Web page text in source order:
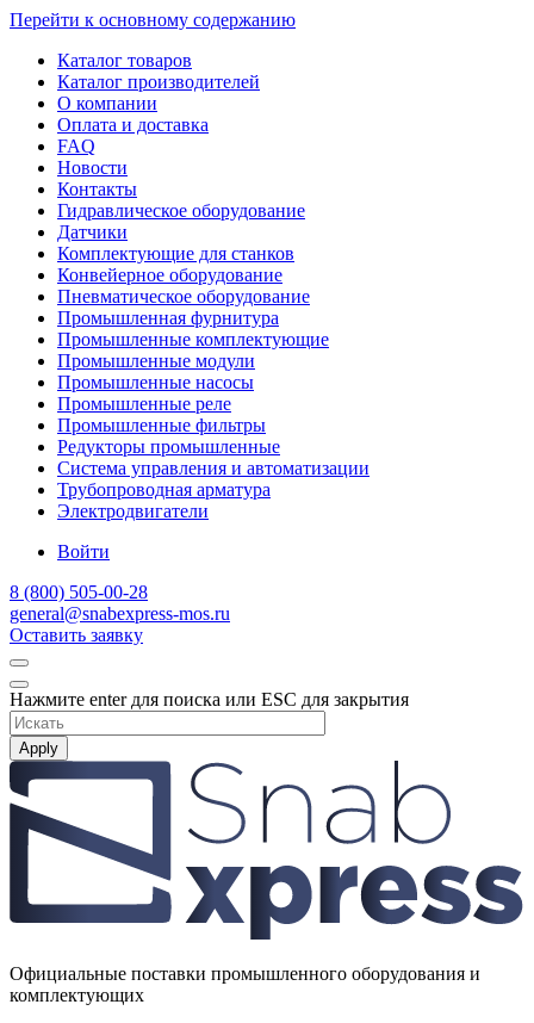
Перейти к основному содержанию
Каталог товаров
Каталог производителей
О компании
Оплата и доставка
FAQ
Новости
Контакты
Гидравлическое оборудование
Датчики
Комплектующие для станков
Конвейерное оборудование
Пневматическое оборудование
Промышленная фурнитура
Промышленные комплектующие
Промышленные модули
Промышленные насосы
Промышленные реле
Промышленные фильтры
Редукторы промышленные
Система управления и автоматизации
Трубопроводная арматура
Электродвигатели
Войти
8 (800) 505-00-28
general@snabexpress-mos.ru
Оставить заявку
Нажмите enter для поиска или ESC для закрытия
Apply
Официальные поставки промышленного оборудования и
комплектующих